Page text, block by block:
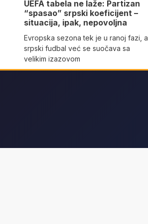
UEFA tabela ne laže: Partizan
“spasao” srpski koeficijent –
situacija, ipak, nepovoljna
Evropska sezona tek je u ranoj fazi, a
srpski fudbal već se suočava sa
velikim izazovom